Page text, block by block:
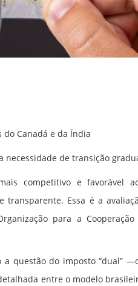
Canadá e da Índia
necessidade de transição
competitivo e favorável
Essa é a
para a Cooperação
a questão do imposto “dual”
entre o modelo